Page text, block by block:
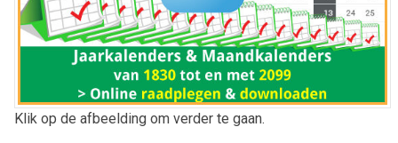
Klik op de afbeelding om verder te gaan.